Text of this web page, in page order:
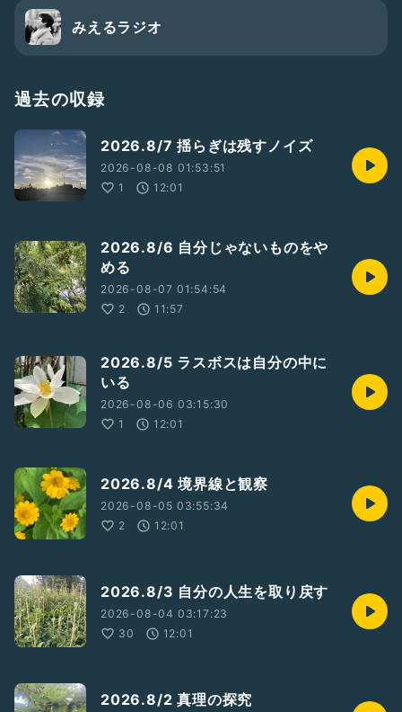
ちょっと残念なこと
---
---
#意識
#身口意
#エネルギー
みえるラジオ
過去の収録
2026.8/7 揺らぎは残すノイズ
2026-08-08 01:53:51
1
12:01
2026.8/6 自分じゃないものをや
める
2026-08-07 01:54:54
2
11:57
2026.8/5 ラスボスは自分の中に
いる
2026-08-06 03:15:30
1
12:01
2026.8/4 境界線と観察
2026-08-05 03:55:34
2
12:01
2026.8/3 自分の人生を取り戻す
2026-08-04 03:17:23
30
12:01
2026.8/2 真理の探究